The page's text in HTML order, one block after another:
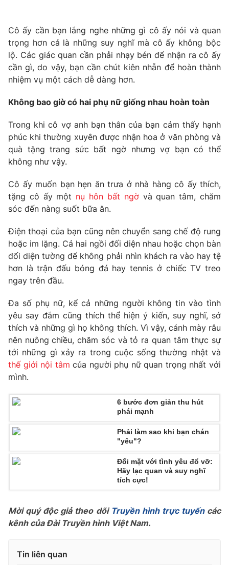
Thị trường
Tư vấn
Lịch phát sóng
Chuyên mục khác
Photo Infographic
Video Shorts video
VTV Money VTV Thể thao
VTV Sức khoẻ
Thị trường 24h Tấm lòng Việt
VTV4 Vươn mình bằng AI
VTV9 VTV8
Liên hệ tòa soạn English
Theo dõi báo trên
Cơ quan chủ quản:
Đài Truyền hình Việt Nam
Giấy phép hoạt động báo in và báo điện tử số 483/GP-BTTTT
Tổng Biên tập: Vũ Thanh Thủy
Tổng đài VTV:024.38 355 931 - 024.38 355 932
Cô ấy cần bạn lắng nghe những gì cô ấy nói và quan
trọng hơn cả là những suy nghĩ mà cô ấy không bộc
lộ. Các giác quan cần phải nhạy bén để nhận ra cô ấy
cần gì, do vậy, bạn cần chút kiên nhẫn để hoàn thành
nhiệm vụ một cách dễ dàng hơn.
Không bao giờ có hai phụ nữ giống nhau hoàn toàn
Trong khi cô vợ anh bạn thân của bạn cảm thấy hạnh
phúc khi thường xuyên được nhận hoa ở văn phòng và
quà tặng trang sức bất ngờ nhưng vợ bạn có thể
không như vậy.
Cô ấy muốn bạn hẹn ăn trưa ở nhà hàng cô ấy thích,
tặng cô ấy một nụ hôn bất ngờvà quan tâm, chăm
sóc đến nàng suốt bữa ăn.
Điện thoại của bạn cũng nên chuyển sang chế độ rung
hoặc im lặng. Cả hai ngồi đối diện nhau hoặc chọn bàn
đối diện tường để không phải nhìn khách ra vào hay tệ
hơn là trận đấu bóng đá hay tennis ở chiếc TV treo
ngay trên đầu.
Đa số phụ nữ, kể cả những người không tin vào tình
yêu say đắm cũng thích thể hiện ý kiến, suy nghĩ, sở
thích và những gì họ không thích. Vì vậy, cánh mày râu
nên nuông chiều, chăm sóc và tỏ ra quan tâm thực sự
tới những gì xảy ra trong cuộc sống thường nhật và
thế giới nội tâm của người phụ nữ quan trọng nhất với
mình.
6 bước đơn giản thu hút
phái mạnh
Phải làm sao khi bạn chán
"yêu"?
Đối mặt với tình yêu đổ vỡ:
Hãy lạc quan và suy nghĩ
tích cực!
Mời quý độc giả theo dõi Truyền hình trực tuyếncác
kênh của Đài Truyền hình Việt Nam.
Tin liên quan